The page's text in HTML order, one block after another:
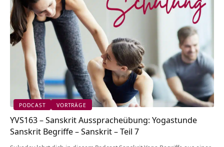
PODCAST VORTRÄGE
YVS163 – Sanskrit Ausspracheübung: Yogastunde
Sanskrit Begriffe – Sanskrit – Teil 7